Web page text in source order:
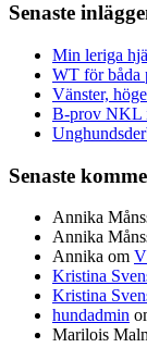
Senaste
Min leriga
WT för båda
Vänster,
B-prov NKL
Senaste
Annika
Annika
Annika om
Kristina
Kristina
hundadmin
Marilois